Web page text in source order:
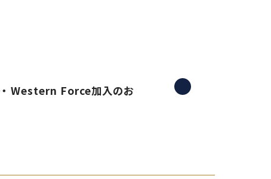
Western Force加入のお